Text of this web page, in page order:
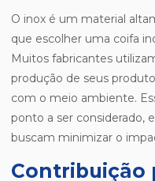
O inox é um material
que escolher uma coifa
Muitos fabricantes
produção de seus
com o meio ambiente.
ponto a ser considerado,
buscam minimizar o
Contribuição